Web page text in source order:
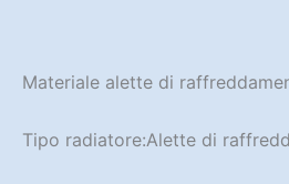
Materiale alette di
Tipo radiatore:Alette di